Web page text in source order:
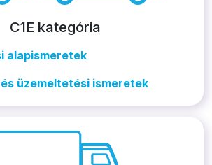
C1E kategória
alapismeretek
üzemeltetési ismeretek